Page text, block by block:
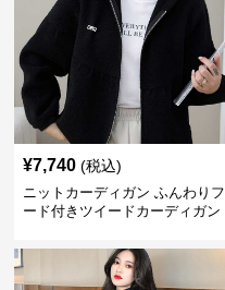
¥7,740 (税込)
ニットカーディガン ふんわりフ
ード付きツイードカーディガン